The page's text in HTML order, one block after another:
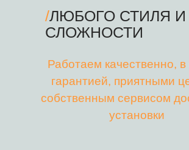
/ЛЮБОГО СТИЛЯ И
СЛОЖНОСТИ
Работаем качественно, в
гарантией, приятными
собственным сервисом
установки